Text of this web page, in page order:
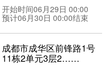
开始时间06月29日 00:00
预计06月30日 00:00结束
成都市成华区前锋路1号
11栋2单元3层2……